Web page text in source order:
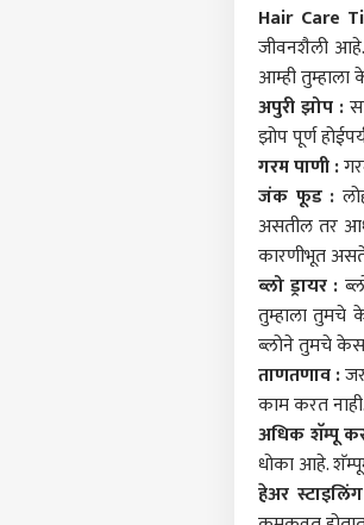
Hair Care
जीवनशैली
आम्ही तुम्हाला
अपुरी झोप :
झोप पूर्ण
गरम पाणी :
जंक फूड :
असतील तर
कारणीभूत
ब्लो ड्रायर :
तुम्हाला तुमचे
ब्लोने तुमचे
ताणतणाव :
काम करत
अधिक शॅम्पू
धोका आहे.
हेअर